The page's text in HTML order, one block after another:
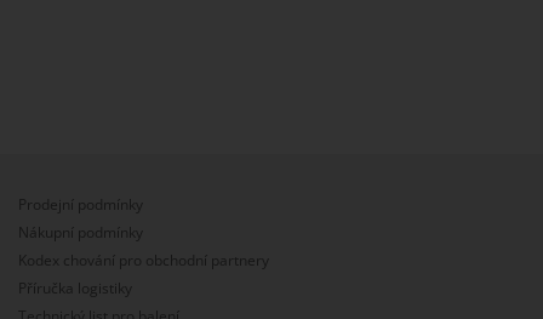
Prodejní podmínky
Nákupní podmínky
Kodex chování pro obchodní partnery
Příručka logistiky